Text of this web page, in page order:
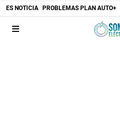
ES NOTICIA PROBLEMAS PLAN AUTO+